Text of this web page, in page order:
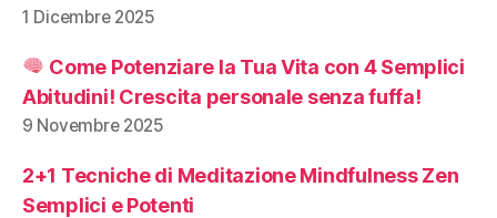
1 Dicembre 2025
Come Potenziare la Tua Vita con 4 Semplici
Abitudini! Crescita personale senza fuffa!
9 Novembre 2025
2+1 Tecniche di Meditazione Mindfulness Zen
Semplici e Potenti